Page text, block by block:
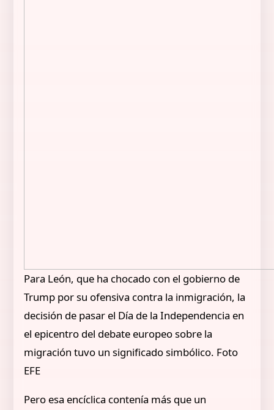
Para León, que ha chocado con el gobierno de
Trump por su ofensiva contra la inmigración, la
decisión de pasar el Día de la Independencia en
el epicentro del debate europeo sobre la
migración tuvo un significado simbólico. Foto
EFE
Pero esa encíclica contenía más que un